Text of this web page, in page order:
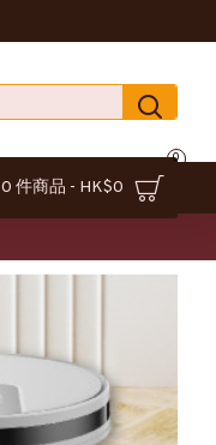
0 件商品 - HK$0
0